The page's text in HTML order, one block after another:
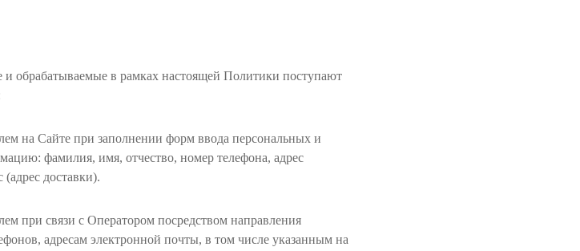
и обрабатываемые в рамках настоящей Политики поступают
на Сайте при заполнении форм ввода персональных и
фамилия, имя, отчество, номер телефона, адрес
доставки).
при связи с Оператором посредством направления
адресам электронной почты, в том числе указанным на